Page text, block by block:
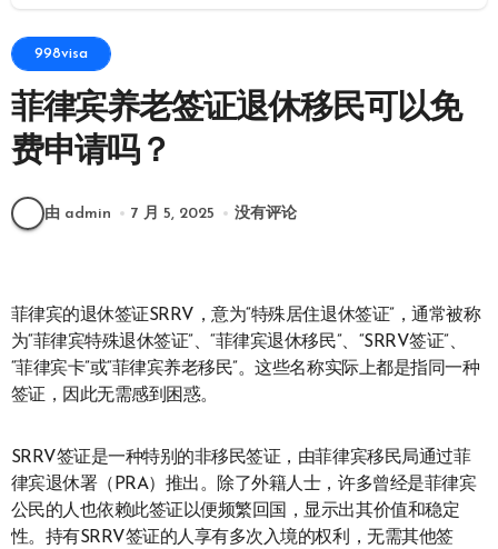
998visa
菲律宾养老签证退休移民可以免
费申请吗？
由 admin 7 月 5, 2025 没有评论
菲律宾的退休签证SRRV，意为“特殊居住退休签证”，通常被称
为“菲律宾特殊退休签证”、“菲律宾退休移民”、“SRRV签证”、
“菲律宾卡”或“菲律宾养老移民”。这些名称实际上都是指同一种
签证，因此无需感到困惑。
SRRV签证是一种特别的非移民签证，由菲律宾移民局通过菲
律宾退休署（PRA）推出。除了外籍人士，许多曾经是菲律宾
公民的人也依赖此签证以便频繁回国，显示出其价值和稳定
性。持有SRRV签证的人享有多次入境的权利，无需其他签